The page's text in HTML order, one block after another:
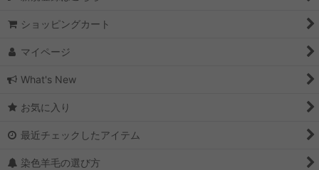
廃盤しました「ランヴィエ染色羊毛」
ショッピングカート
マイページ
What's New
お気に入り
最近チェックしたアイテム
染色羊毛の選び方